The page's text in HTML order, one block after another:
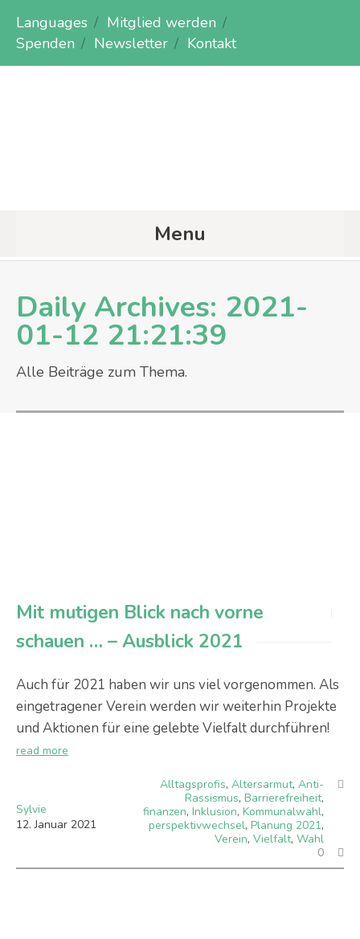
Languages
Mitglied werden
Spenden
Newsletter Kontakt
Menu
Daily Archives: 2021-
01-12 21:21:39
Alle Beiträge zum Thema.
Mit mutigen Blick nach vorne
schauen … – Ausblick 2021
Auch für 2021 haben wir uns viel vorgenommen. Als
eingetragener Verein werden wir weiterhin Projekte
und Aktionen für eine gelebte Vielfalt durchführen!
read more
Sylvie
12. Januar 2021
Alltagsprofis, Altersarmut, Anti-
Rassismus, Barrierefreiheit,
finanzen, Inklusion, Kommunalwahl,
perspektivwechsel, Planung 2021,
Verein, Vielfalt, Wahl
0